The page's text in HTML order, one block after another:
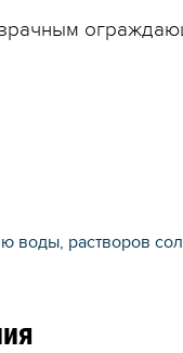
воды, растворов